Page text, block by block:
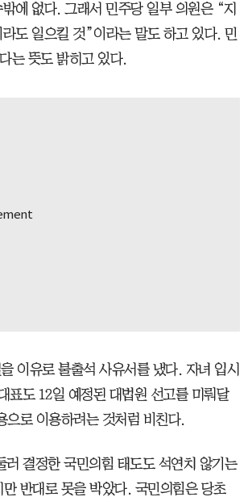
에 없다. 그래서 민주당 일부 의원은 “지
도 일으킬 것”이라는 말도 하고 있다. 민
는 뜻도 밝히고 있다.
이유로 불출석 사유서를 냈다. 자녀 입시
표도 12일 예정된 대법원 선고를 미뤄달
으로 이용하려는 것처럼 비친다.
결정한 국민의힘 태도도 석연치 않기는
반대로 못을 박았다. 국민의힘은 당초